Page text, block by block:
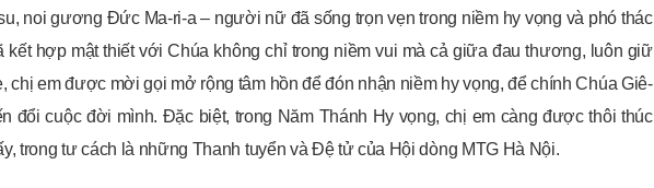
noi gương Đức Ma-ri-a – người nữ đã sống trọn vẹn trong niềm hy vọng và phó thác
kết hợp mật thiết với Chúa không chỉ trong niềm vui mà cả giữa đau thương, luôn giữ
chị em được mời gọi mở rộng tâm hồn để đón nhận niềm hy vọng, để chính Chúa Giê-
đổi cuộc đời mình. Đặc biệt, trong Năm Thánh Hy vọng, chị em càng được thôi thúc
trong tư cách là những Thanh tuyển và Đệ tử của Hội dòng MTG Hà Nội.